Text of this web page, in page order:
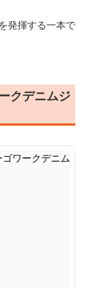
発揮する一本で
クデニムジ